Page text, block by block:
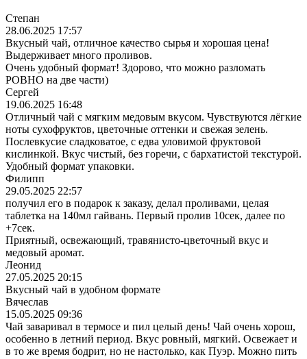
Степан
28.06.2025 17:57
Вкусный чай, отличное качество сырья и хорошая цена!
Выдерживает много проливов.
Очень удобный формат! Здорово, что можно разломать
РОВНО на две части)
Сергей
19.06.2025 16:48
Отличный чай с мягким медовым вкусом. Чувствуются лёгкие
ноты сухофруктов, цветочные оттенки и свежая зелень.
Послевкусие сладковатое, с едва уловимой фруктовой
кислинкой. Вкус чистый, без горечи, с бархатистой текстурой.
Удобный формат упаковки.
Филипп
29.05.2025 22:57
получил его в подарок к заказу, делал проливами, целая
таблетка на 140мл гайвань. Первый пролив 10сек, далее по
+7сек.
Приятный, освежающий, травянисто-цветочный вкус и
медовый аромат.
Леонид
27.05.2025 20:15
Вкусный чай в удобном формате
Вячеслав
15.05.2025 09:36
Чай заваривал в термосе и пил целый день! Чай очень хорош,
особенно в летний период. Вкус ровный, мягкий. Освежает и
в то же время бодрит, но не настолько, как Пуэр. Можно пить